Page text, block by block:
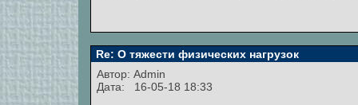
Re: О тяжести физических нагрузок
Автор: Admin
Дата: 16-05-18 18:33